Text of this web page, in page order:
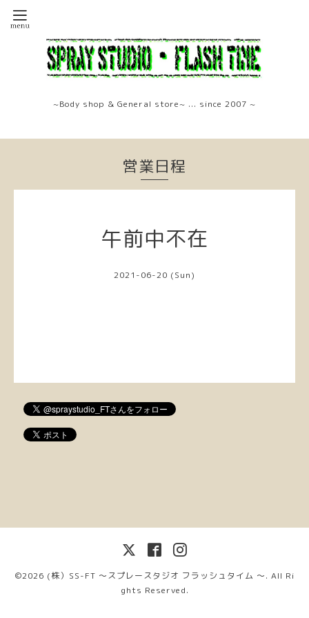
~Body shop & General store~ ... since 2007 ~
営業日程
午前中不在
2021-06-20 (Sun)
©2026 (株）SS-FT 〜スプレースタジオ フラッシュタイム 〜. All Ri
ghts Reserved.